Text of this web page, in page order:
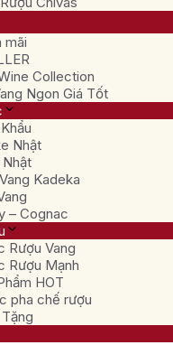
mãi
Collection
Ngon Giá Tốt
Nhật
Kadeka
– Cognac
Rượu Vang
Rượu Mạnh
HOT
pha chế rượu